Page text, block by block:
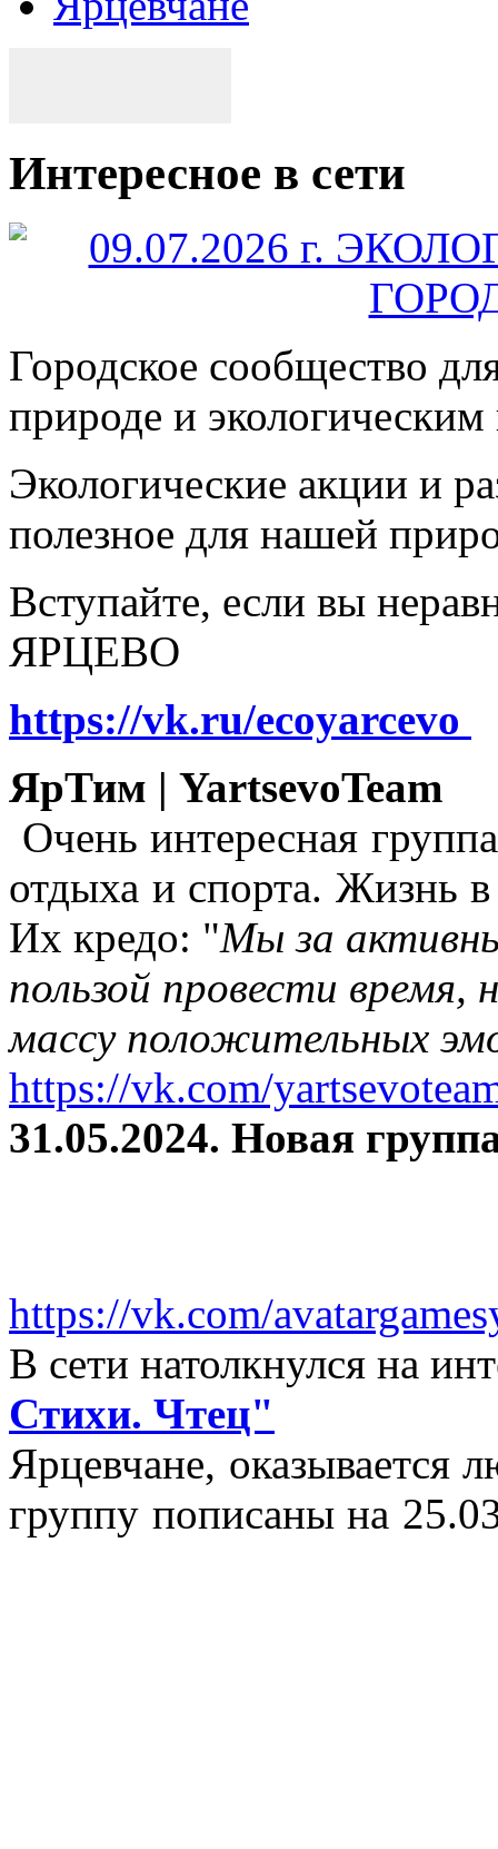
Интересное в сети
Городское сообщество
природе и
Экологические акции и
полезное для нашей
Вступайте, если вы
ЯРЦЕВО
https://vk.ru/ecoyarcevo
ЯрТим | YartsevoTeam
Очень интересная
отдыха и спорта. Жизнь
Их кредо: "Мы за
пользой провести время,
массу положительных
https://vk.com/
31.05.2024. Новая
https://vk.com/
В сети натолкнулся на
Стихи. Чтец"
Ярцевчане,
группу пописаны на